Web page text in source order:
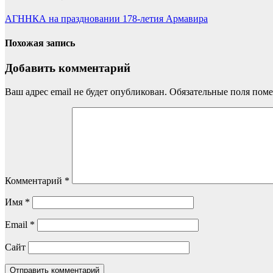
АГННКА на праздновании 178-летия Армавира
Похожая запись
Добавить комментарий
Ваш адрес email не будет опубликован. Обязательные поля
Комментарий *
Имя *
Email *
Сайт